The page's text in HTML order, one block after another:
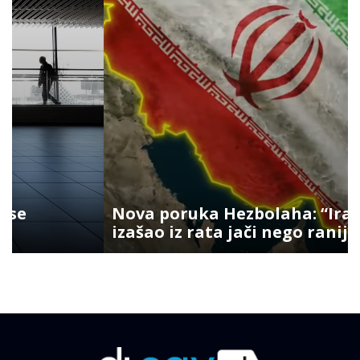
Nova poruka Hezbolaha: “Iran je
izašao iz rata jači nego ranije”